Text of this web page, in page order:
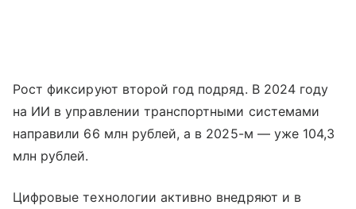
Рост фиксируют второй год подряд. В 2024 году
на ИИ в управлении транспортными системами
направили 66 млн рублей, а в 2025-м — уже 104,3
млн рублей.
Цифровые технологии активно внедряют и в